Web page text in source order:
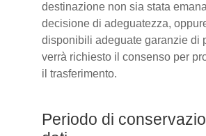
destinazione non sia stata
decisione di adeguatezza,
disponibili adeguate garanzie di
verrà richiesto il consenso per
il trasferimento.
Periodo di